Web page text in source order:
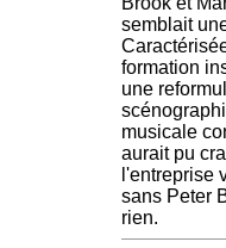
semblait
formation
une
musicale
aurait pu
l'entreprise
sans Peter
rien.